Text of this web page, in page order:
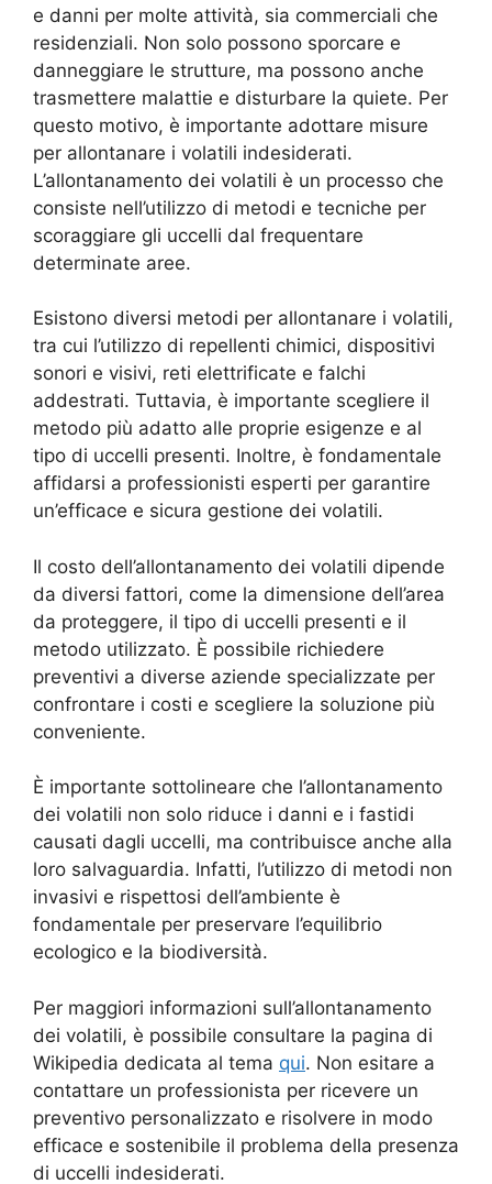
e danni per molte attività, sia commerciali che
residenziali. Non solo possono sporcare e
danneggiare le strutture, ma possono anche
trasmettere malattie e disturbare la quiete. Per
questo motivo, è importante adottare misure
per allontanare i volatili indesiderati.
L’allontanamento dei volatili è un processo che
consiste nell’utilizzo di metodi e tecniche per
scoraggiare gli uccelli dal frequentare
determinate aree.
Esistono diversi metodi per allontanare i volatili,
tra cui l’utilizzo di repellenti chimici, dispositivi
sonori e visivi, reti elettrificate e falchi
addestrati. Tuttavia, è importante scegliere il
metodo più adatto alle proprie esigenze e al
tipo di uccelli presenti. Inoltre, è fondamentale
affidarsi a professionisti esperti per garantire
un’efficace e sicura gestione dei volatili.
Il costo dell’allontanamento dei volatili dipende
da diversi fattori, come la dimensione dell’area
da proteggere, il tipo di uccelli presenti e il
metodo utilizzato. È possibile richiedere
preventivi a diverse aziende specializzate per
confrontare i costi e scegliere la soluzione più
conveniente.
È importante sottolineare che l’allontanamento
dei volatili non solo riduce i danni e i fastidi
causati dagli uccelli, ma contribuisce anche alla
loro salvaguardia. Infatti, l’utilizzo di metodi non
invasivi e rispettosi dell’ambiente è
fondamentale per preservare l’equilibrio
ecologico e la biodiversità.
Per maggiori informazioni sull’allontanamento
dei volatili, è possibile consultare la pagina di
Wikipedia dedicata al tema qui. Non esitare a
contattare un professionista per ricevere un
preventivo personalizzato e risolvere in modo
efficace e sostenibile il problema della presenza
di uccelli indesiderati.